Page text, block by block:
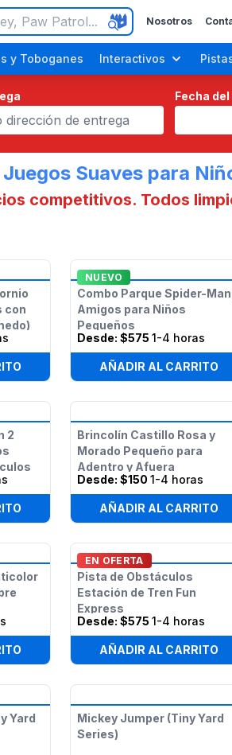
Nosotros
y Toboganes Interactivos
Fecha
Suaves para
competitivos. Todos
con
NUEVO
Combo Parque Spider-
Amigos para Niños
Pequeños
Desde: $575 1-4 horas
AÑADIR AL CARRITO
2
Brincolín Castillo Rosa y
Morado Pequeño para
Adentro y Afuera
Desde: $150 1-4 horas
AÑADIR AL CARRITO
EN OFERTA
Pista de Obstáculos
Estación de Tren Fun
Express
Desde: $575 1-4 horas
AÑADIR AL CARRITO
Yard
Mickey Jumper (Tiny Yard
Series)